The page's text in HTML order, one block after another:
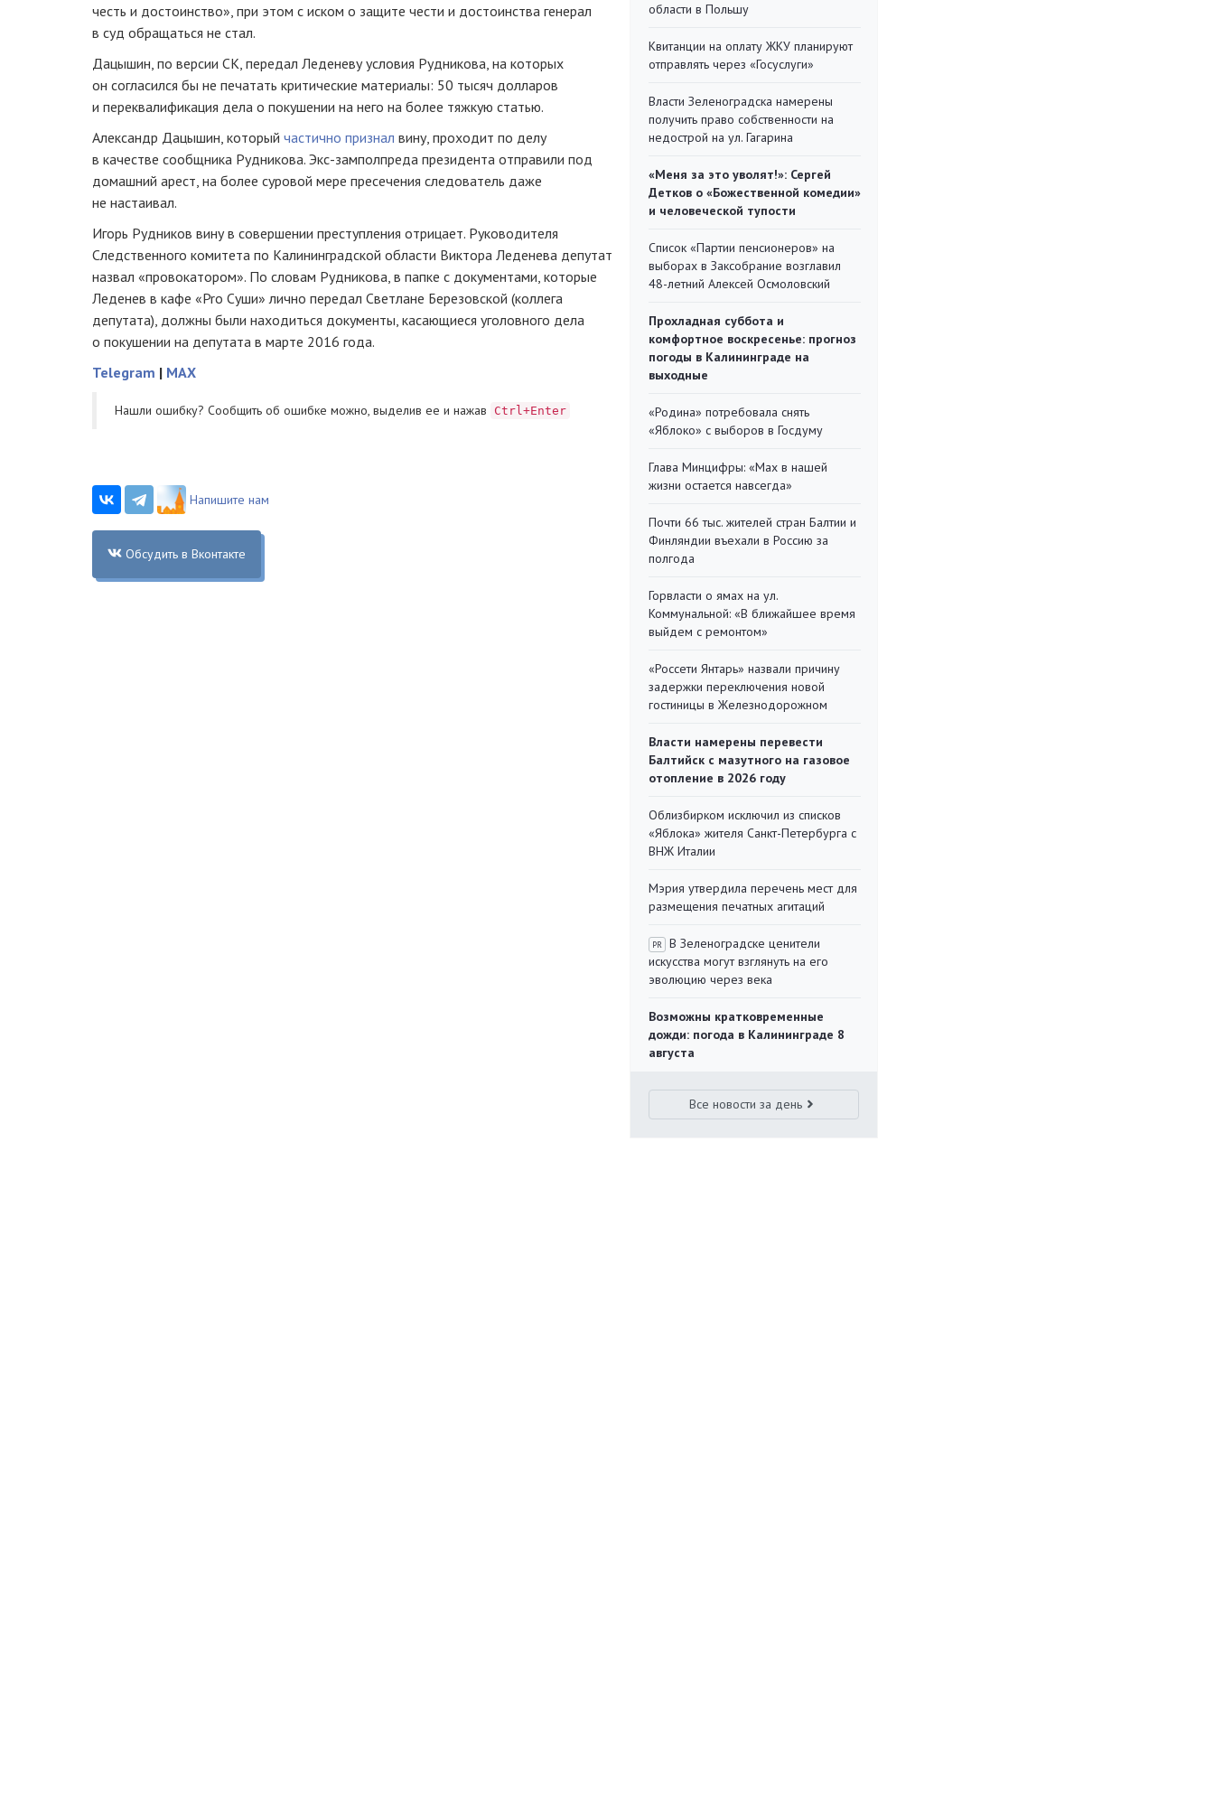
честь и достоинство», при этом с иском о защите чести и достоинства генерал
в суд обращаться не стал.
Дацышин, по версии СК, передал Леденеву условия Рудникова, на которых
он согласился бы не печатать критические материалы: 50 тысяч долларов
и переквалификация дела о покушении на него на более тяжкую статью.
Александр Дацышин, который частично признал вину, проходит по делу
в качестве сообщника Рудникова. Экс-замполпреда президента отправили под
домашний арест, на более суровой мере пресечения следователь даже
не настаивал.
Игорь Рудников вину в совершении преступления отрицает. Руководителя
Следственного комитета по Калининградской области Виктора Леденева депутат
назвал «провокатором». По словам Рудникова, в папке с документами, которые
Леденев в кафе «Pro Суши» лично передал Светлане Березовской (коллега
депутата), должны были находиться документы, касающиеся уголовного дела
о покушении на депутата в марте 2016 года.
Telegram | MAX
Нашли ошибку? Cообщить об ошибке можно, выделив ее и нажав Ctrl+Enter
Напишите нам
Обсудить в Вконтакте
области в Польшу
Квитанции на оплату ЖКУ планируют
отправлять через «Госуслуги»
Власти Зеленоградска намерены
получить право собственности на
недострой на ул. Гагарина
«Меня за это уволят!»: Сергей
Детков о «Божественной комедии»
и человеческой тупости
Список «Партии пенсионеров» на
выборах в Заксобрание возглавил
48-летний Алексей Осмоловский
Прохладная суббота и
комфортное воскресенье: прогноз
погоды в Калининграде на
выходные
«Родина» потребовала снять
«Яблоко» с выборов в Госдуму
Глава Минцифры: «Мах в нашей
жизни остается навсегда»
Почти 66 тыс. жителей стран Балтии и
Финляндии въехали в Россию за
полгода
Горвласти о ямах на ул.
Коммунальной: «В ближайшее время
выйдем с ремонтом»
«Россети Янтарь» назвали причину
задержки переключения новой
гостиницы в Железнодорожном
Власти намерены перевести
Балтийск с мазутного на газовое
отопление в 2026 году
Облизбирком исключил из списков
«Яблока» жителя Санкт-Петербурга с
ВНЖ Италии
Мэрия утвердила перечень мест для
размещения печатных агитаций
PR
В Зеленоградске ценители
искусства могут взглянуть на его
эволюцию через века
Возможны кратковременные
дожди: погода в Калининграде 8
августа
Все новости за день